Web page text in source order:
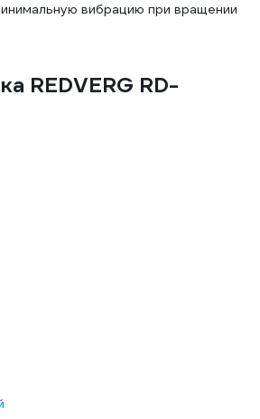
вибрацию при вращении
REDVERG RD-